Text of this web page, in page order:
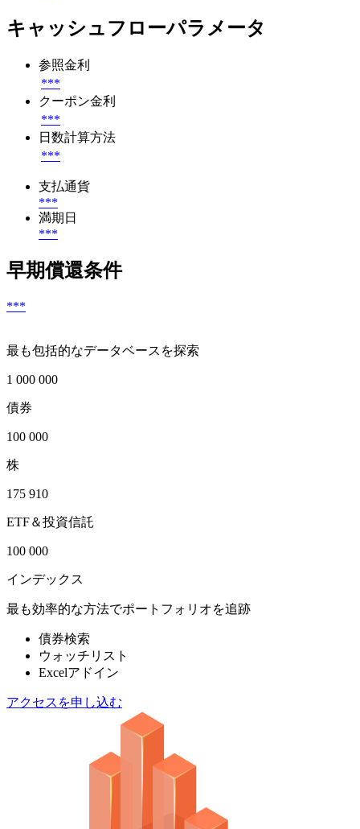
キャッシュフローパラメータ
参照金利
***
クーポン金利
***
日数計算方法
***
支払通貨
***
満期日
***
早期償還条件
***
最も包括的なデータベースを探索
1 000 000
債券
100 000
株
175 910
ETF＆投資信託
100 000
インデックス
最も効率的な方法でポートフォリオを追跡
債券検索
ウォッチリスト
Excelアドイン
アクセスを申し込む